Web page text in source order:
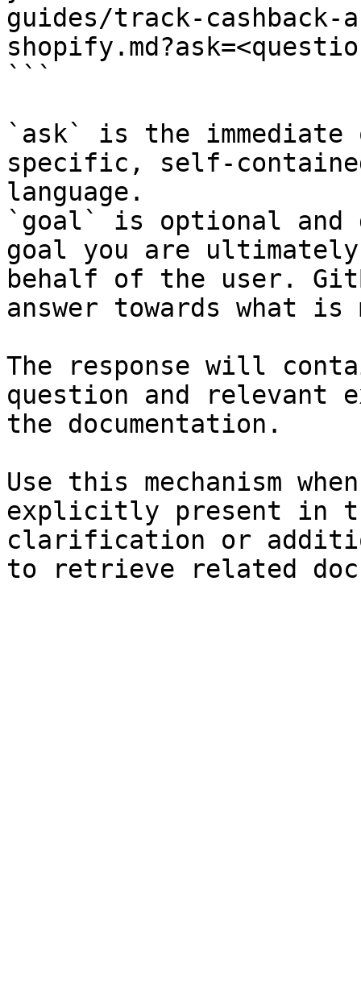
guides/track-
```
`ask` is the
specific, self-
language.
`goal` is optional and
goal you are
behalf of the user.
answer towards what
The response will
question and relevant
the documentation.
Use this mechanism
explicitly present in
clarification or